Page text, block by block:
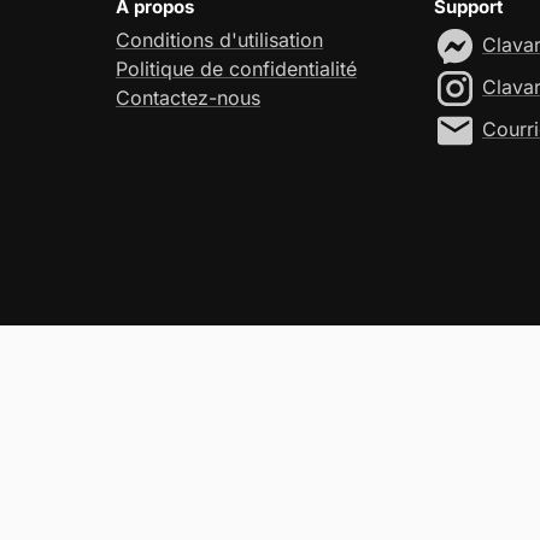
À propos
Conditions d'utilisation
Politique de confidentialité
Contactez-nous
Support